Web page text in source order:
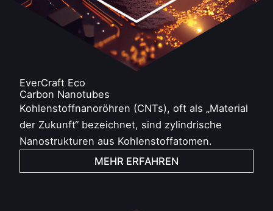
EverCraft Eco
Carbon Nanotubes
Kohlenstoffnanoröhren (CNTs), oft als „Material
der Zukunft“ bezeichnet, sind zylindrische
Nanostrukturen aus Kohlenstoffatomen.
MEHR ERFAHREN